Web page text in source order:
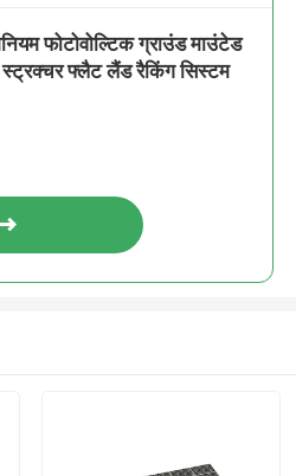
फोटोवोल्टिक ग्राउंड माउंटेड
स्ट्रक्चर फ्लैट लैंड रैकिंग सिस्टम